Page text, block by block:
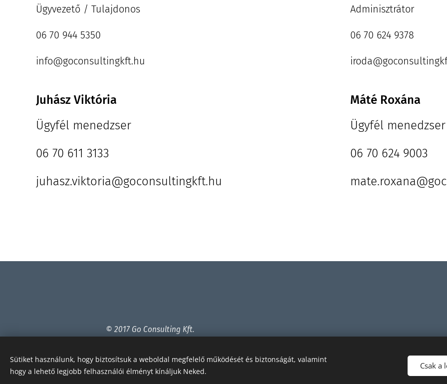
Ügyvezető / Tulajdonos
06 70 944 5350
info@goconsultingkft.hu
Juhász Viktória
Ügyfél menedzser
06 70 611 3133
juhasz.viktoria@goconsultingkft.hu
Adminisztrátor
06 70 624 9378
Máté Roxána
Ügyfél menedzser
06 70 624 9003
© 2017 Go Consulting Kft.
Sütiket használunk, hogy biztosítsuk a weboldal megfelelő működését és biztonságát, valamint
hogy a lehető legjobb felhasználói élményt kínáljuk Neked.
Csak a